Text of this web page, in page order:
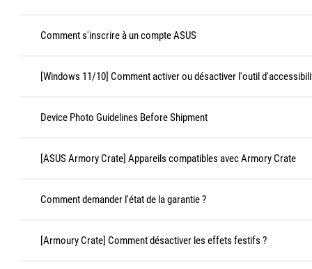
Comment s'inscrire à un compte ASUS
[Windows 11/10] Comment activer ou désactiver l'outil
Device Photo Guidelines Before Shipment
[ASUS Armory Crate] Appareils compatibles avec Armory Crate
Comment demander l'état de la garantie ?
[Armoury Crate] Comment désactiver les effets festifs ?